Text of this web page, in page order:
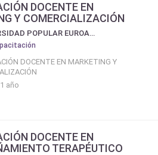
DOCENTE EN
Y COMERCIALIZACIÓN
UPEA UNIVERSIDAD POPULAR EUROAMERICANA
DOCENTE EN MARKETING Y
año
DOCENTE EN
TERAPÉUTICO